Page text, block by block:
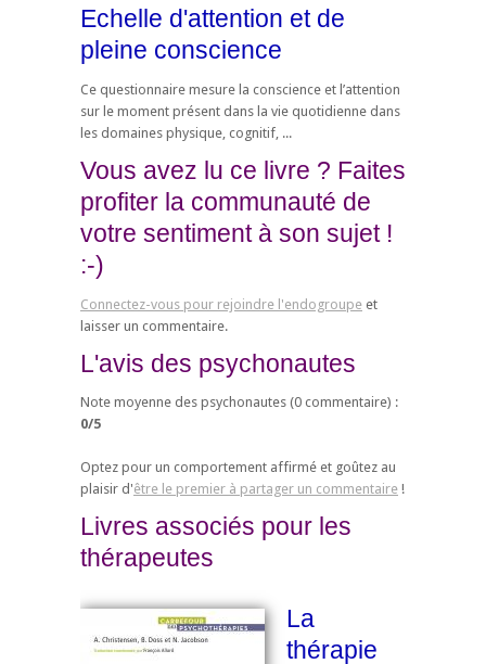
Echelle d'attention et de
pleine conscience
Ce questionnaire mesure la conscience et l’attention
sur le moment présent dans la vie quotidienne dans
les domaines physique, cognitif, ...
Vous avez lu ce livre ? Faites
profiter la communauté de
votre sentiment à son sujet !
:-)
Connectez-vous pour rejoindre l'endogroupe et
laisser un commentaire.
L'avis des psychonautes
Note moyenne des psychonautes (0 commentaire) :
0/5
Optez pour un comportement affirmé et goûtez au
plaisir d'être le premier à partager un commentaire !
Livres associés pour les
thérapeutes
La
thérapie